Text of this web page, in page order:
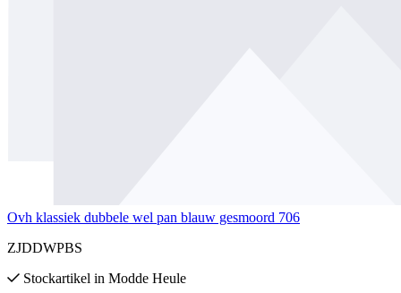
Ovh klassiek dubbele wel pan blauw gesmoord 706
ZJDDWPBS
Stockartikel in Modde Heule